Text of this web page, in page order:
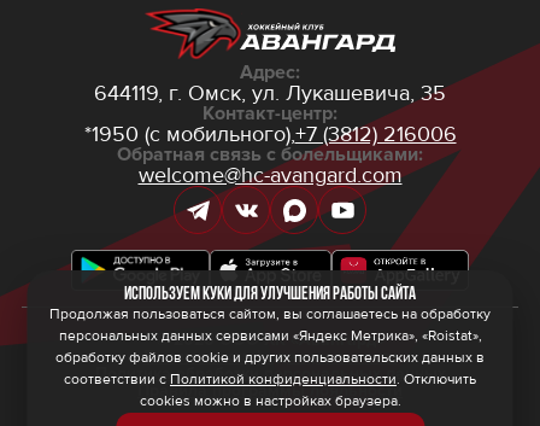
Адрес:
644119, г. Омск, ул. Лукашевича, 35
Контакт-центр:
*1950 (с мобильного),+7 (3812) 216006
Обратная связь с болельщиками:
welcome@hc-avangard.com
© 2026 ООО ХК «Авангард»
Политика конфиденциальности
Политика обработки персональных данных
Правила программы лояльности
Используем куки для улучшения работы сайта
Продолжая пользоваться сайтом, вы соглашаетесь на обработку
персональных данных сервисами «Яндекс Метрика», «Roistat»,
обработку файлов cookie и других пользовательских данных в
соответствии с Политикой конфиденциальности. Отключить
cookies можно в настройках браузера.